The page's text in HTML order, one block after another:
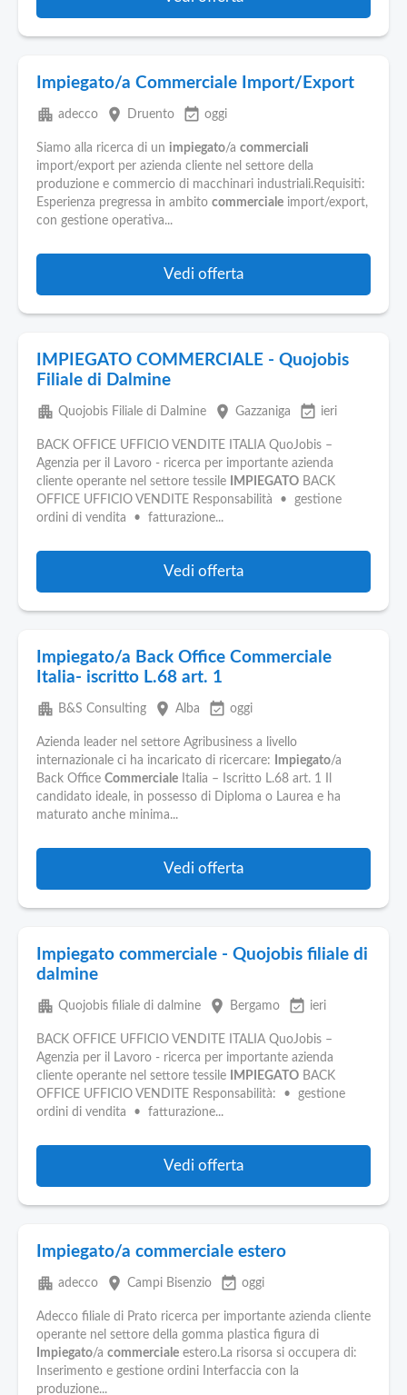
Impiegato/a Commerciale Import/Export
apartment adecco place Druento event_available oggi
Siamo alla ricerca di un impiegato/a commerciali
import/export per azienda cliente nel settore della
produzione e commercio di macchinari industriali.Requisiti:
Esperienza pregressa in ambito commerciale import/export,
con gestione operativa...
Vedi offerta
IMPIEGATO COMMERCIALE - Quojobis
Filiale di Dalmine
apartment Quojobis Filiale di Dalmine place Gazzaniga event_available ieri
BACK OFFICE UFFICIO VENDITE ITALIA QuoJobis –
Agenzia per il Lavoro - ricerca per importante azienda
cliente operante nel settore tessile
IMPIEGATO BACK
OFFICE UFFICIO VENDITE Responsabilità • gestione
ordini di vendita • fatturazione...
Vedi offerta
Impiegato/a Back Office Commerciale
Italia- iscritto L.68 art. 1
apartment B&S Consulting place Alba event_available oggi
Azienda leader nel settore Agribusiness a livello
internazionale ci ha incaricato di ricercare:
Impiegato/a
Back Office Commerciale Italia – Iscritto L.68 art. 1 Il
candidato ideale, in possesso di Diploma o Laurea e ha
maturato anche minima...
Vedi offerta
Impiegato commerciale - Quojobis filiale di
dalmine
apartment Quojobis filiale di dalmine place Bergamo event_available ieri
BACK OFFICE UFFICIO VENDITE ITALIA QuoJobis –
Agenzia per il Lavoro - ricerca per importante azienda
cliente operante nel settore tessile
IMPIEGATO BACK
OFFICE UFFICIO VENDITE Responsabilità: • gestione
ordini di vendita • fatturazione...
Vedi offerta
Impiegato/a commerciale estero
apartment adecco place Campi Bisenzio event_available oggi
Adecco filiale di Prato ricerca per importante azienda cliente
operante nel settore della gomma plastica figura di
Impiegato/a commerciale estero.La risorsa si occupera di:
Inserimento e gestione ordini Interfaccia con la
produzione...